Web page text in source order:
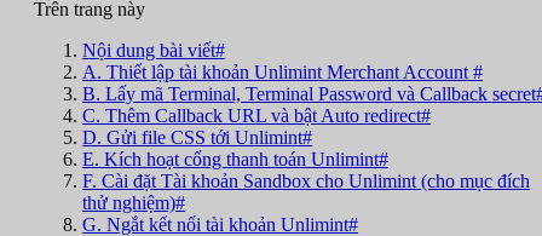
Trên trang này
Nội dung bài viết#
A. Thiết lập tài khoản Unlimint Merchant Account #
B. Lấy mã Terminal, Terminal Password và Callback
C. Thêm Callback URL và bật Auto redirect#
D. Gửi file CSS tới Unlimint#
E. Kích hoạt cổng thanh toán Unlimint#
F. Cài đặt Tài khoản Sandbox cho Unlimint (cho mục đích
thử nghiệm)#
G. Ngắt kết nối tài khoản Unlimint#